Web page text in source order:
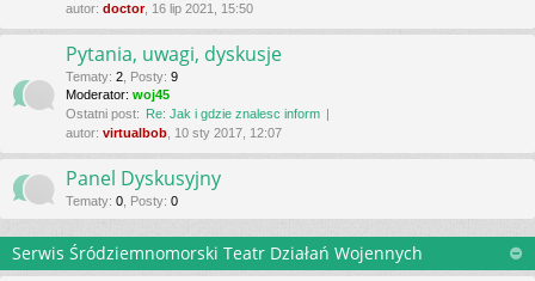
autor: doctor, 16 lip 2021, 15:50
Pytania, uwagi, dyskusje
Tematy: 2 Posty: 9
Moderator: woj45
Ostatni post: Re: Jak i gdzie znalesc inform
autor: virtualbob , 10 sty 2017, 12:07
Panel Dyskusyjny
Tematy: 0 Posty: 0
Serwis Śródziemnomorski Teatr Działań Wojennych